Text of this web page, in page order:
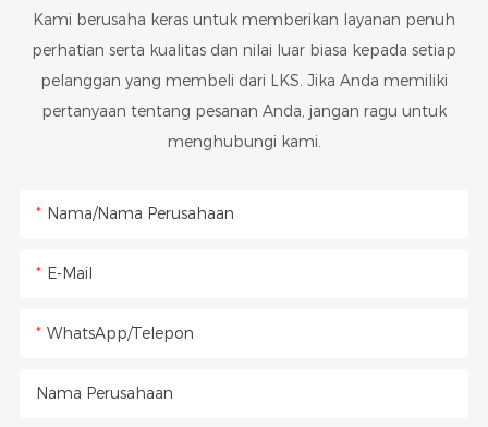
Kami berusaha keras untuk memberikan layanan penuh
perhatian serta kualitas dan nilai luar biasa kepada setiap
pelanggan yang membeli dari LKS. Jika Anda memiliki
pertanyaan tentang pesanan Anda, jangan ragu untuk
menghubungi kami.
Nama/Nama Perusahaan
E-Mail
WhatsApp/Telepon
Nama Perusahaan